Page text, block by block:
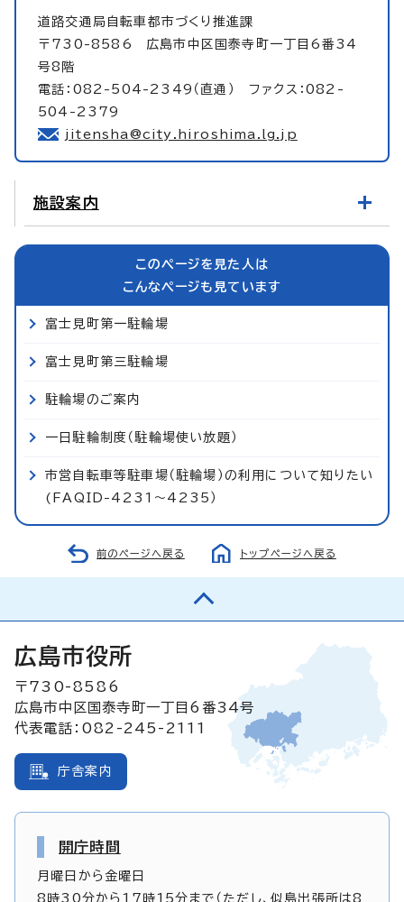
道路交通局自転車都市づくり推進課
〒730-8586 広島市中区国泰寺町一丁目6番34
号8階
電話：082-504-2349（直通） ファクス：082-
504-2379
jitensha@city.hiroshima.lg.jp
施設案内
このページを見た人は
こんなページも見ています
富士見町第一駐輪場
富士見町第三駐輪場
駐輪場のご案内
一日駐輪制度（駐輪場使い放題）
市営自転車等駐車場（駐輪場）の利用について知りたい
(FAQID-4231～4235）
前のページへ戻る トップページへ戻る
広島市役所
〒730-8586
広島市中区国泰寺町一丁目6番34号
代表電話：082-245-2111
庁舎案内
開庁時間
月曜日から金曜日
8時30分から17時15分まで（ただし、似島出張所は8